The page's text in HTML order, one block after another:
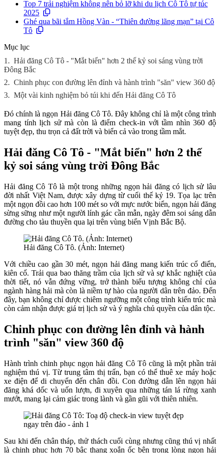
Top 7 trải nghiệm không nên bỏ lỡ khi du lịch Cô Tô tự túc
2025
Ghé qua bãi tắm Hồng Vàn - “Thiên đường lãng mạn” tại Cô
Tô
Mục lục
1. Hải đăng Cô Tô - "Mắt biển" hơn 2 thế kỷ soi sáng vùng trời
Đông Bắc
2. Chinh phục con đường lên đỉnh và hành trình "săn" view 360 độ
3. Một vài kinh nghiệm bỏ túi khi đến Hải đăng Cô Tô
Đó chính là ngọn Hải đăng Cô Tô. Đây không chỉ là một công trình
mang tính lịch sử mà còn là điểm check-in với tầm nhìn 360 độ
tuyệt đẹp, thu trọn cả đất trời và biển cả vào trong tầm mắt.
Hải đăng Cô Tô - "Mắt biển" hơn 2 thế
kỷ soi sáng vùng trời Đông Bắc
Hải đăng Cô Tô là một trong những ngọn hải đăng có lịch sử lâu
đời nhất Việt Nam, được xây dựng từ cuối thế kỷ 19. Tọa lạc trên
một ngọn đồi cao hơn 100 mét so với mực nước biển, ngọn hải đăng
sừng sững như một người lính gác cần mẫn, ngày đêm soi sáng dẫn
đường cho tàu thuyền qua lại trên vùng biển Vịnh Bắc Bộ.
Hải đăng Cô Tô. (Ảnh: Internet)
Với chiều cao gần 30 mét, ngọn hải đăng mang kiến trúc cổ điển,
kiên cố. Trải qua bao thăng trầm của lịch sử và sự khắc nghiệt của
thời tiết, nó vẫn đứng vững, trở thành biểu tượng không chỉ của
ngành hàng hải mà còn là niềm tự hào của người dân trên đảo. Đến
đây, bạn không chỉ được chiêm ngưỡng một công trình kiến trúc mà
còn cảm nhận được giá trị lịch sử và ý nghĩa chủ quyền của dân tộc.
Chinh phục con đường lên đỉnh và hành
trình "săn" view 360 độ
Hành trình chinh phục ngọn hải đăng Cô Tô cũng là một phần trải
nghiệm thú vị. Từ trung tâm thị trấn, bạn có thể thuê xe máy hoặc
xe điện để di chuyển đến chân đồi. Con đường dẫn lên ngọn hải
đăng khá dốc và uốn lượn, đi xuyên qua những tán lá rừng xanh
mướt, mang lại cảm giác trong lành và gần gũi với thiên nhiên.
Sau khi đến chân tháp, thử thách cuối cùng nhưng cũng thú vị nhất
là chinh phục hơn 70 bậc thang xoắn ốc bên trong lòng ngọn hải